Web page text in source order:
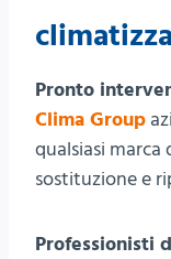
Pronto
Clima Group
qualsiasi
sostituzione e
Professionisti